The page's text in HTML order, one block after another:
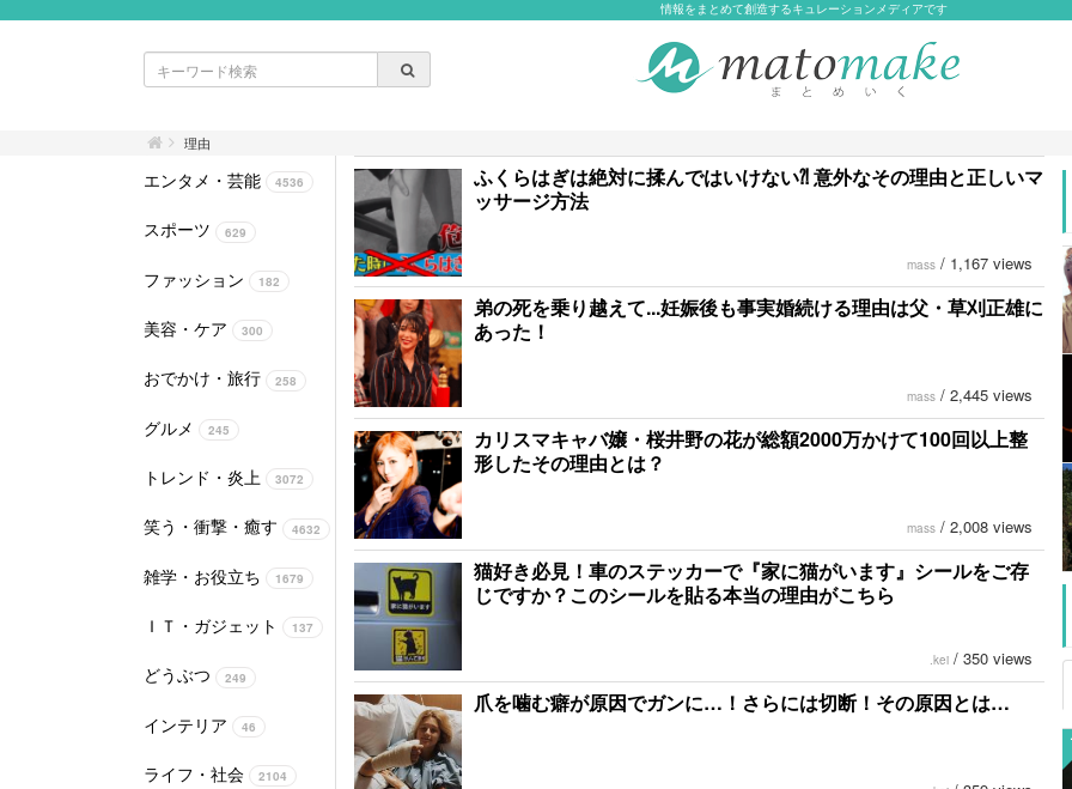
情報をまとめて創造するキュレーションメディアです
理由
エンタメ・芸能 4536
スポーツ 629
ファッション 182
美容・ケア 300
おでかけ・旅行 258
グルメ 245
トレンド・炎上 3072
笑う・衝撃・癒す 4632
雑学・お役立ち 1679
ＩＴ・ガジェット 137
どうぶつ 249
インテリア 46
ライフ・社会 2104
ふくらはぎは絶対に揉んではいけない⁈ 意外なその理由と正しいマ
ッサージ方法
mass / 1,167 views
弟の死を乗り越えて...妊娠後も事実婚続ける理由は父・草刈正雄に
あった！
mass / 2,445 views
カリスマキャバ嬢・桜井野の花が総額2000万かけて100回以上整
形したその理由とは？
mass / 2,008 views
猫好き必見！車のステッカーで『家に猫がいます』シールをご存
じですか？このシールを貼る本当の理由がこちら
.kei / 350 views
爪を噛む癖が原因でガンに…！さらには切断！その原因とは…